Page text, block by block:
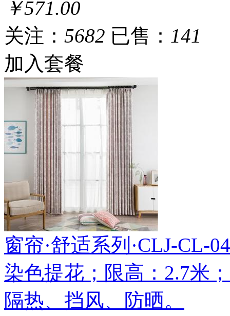
￥571.00
关注： 5682 已售： 141
加入套餐
窗帘·舒适系列·CLJ-CL-
染色提花；限高：2.7米
隔热、挡风、防晒。